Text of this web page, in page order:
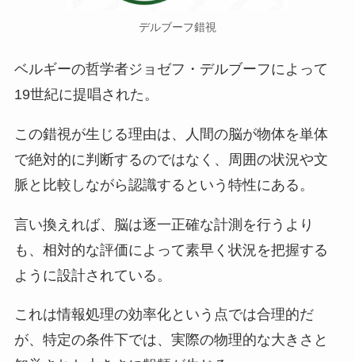
デルブーフ錯視
ベルギーの哲学者ジョゼフ・デルブーフによって
19世紀に提唱された。
この錯視が生じる理由は、人間の脳が物体を単体
で絶対的に判断するのではなく、周囲の状況や文
脈と比較しながら認識するという特性にある。
言い換えれば、脳は逐一正確な計測を行うより
も、相対的な評価によって素早く状況を把握する
ように設計されている。
これは情報処理の効率化という点では合理的だ
が、特定の条件下では、実際の物理的な大きさと